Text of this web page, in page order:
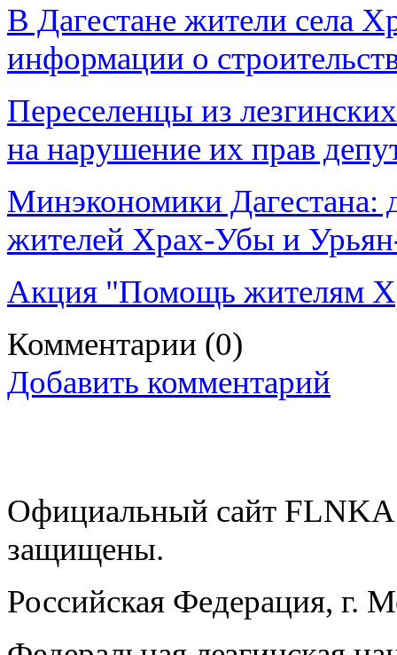
В Дагестане жители села
информации о
Переселенцы из
на нарушение их прав
Минэкономики Дагестана:
жителей Храх-Убы и
Акция "Помощь жителям
Комментарии (0)
Добавить комментарий
Официальный сайт
защищены.
Российская Федерация, г.